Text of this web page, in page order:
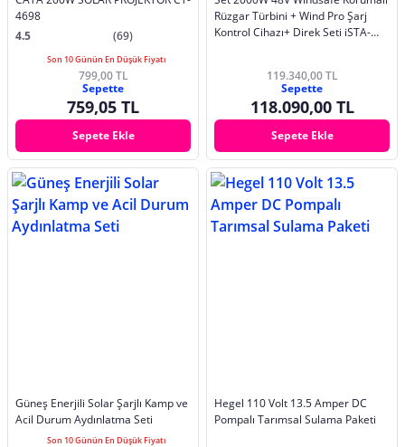
4698
4.5
(69)
Son 10 Günün En Düşük Fiyatı
799,00 TL
Sepette
759,05 TL
Sepete Ekle
Rüzgar Türbini + Wind Pro Şarj
Kontrol Cihazı+ Direk Seti iSTA-
119.340,00 TL
Sepette
118.090,00 TL
Sepete Ekle
Güneş Enerjili Solar Şarjlı Kamp ve
Acil Durum Aydınlatma Seti
Son 10 Günün En Düşük Fiyatı
Hegel 110 Volt 13.5 Amper DC
Pompalı Tarımsal Sulama Paketi